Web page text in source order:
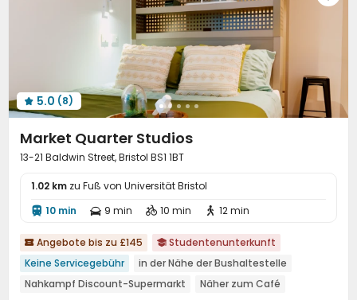
 5.0 (8)
Market Quarter Studios
13-21 Baldwin Street, Bristol BS1 1BT
1.02 km zu Fuß von Universität Bristol
 10 min  9 min  10 min  12 min
 Angebote bis zu £145  Studentenunterkunft
Keine Servicegebühr
in der Nähe der Bushaltestelle
Nahkampf Discount-Supermarkt
Näher zum Café